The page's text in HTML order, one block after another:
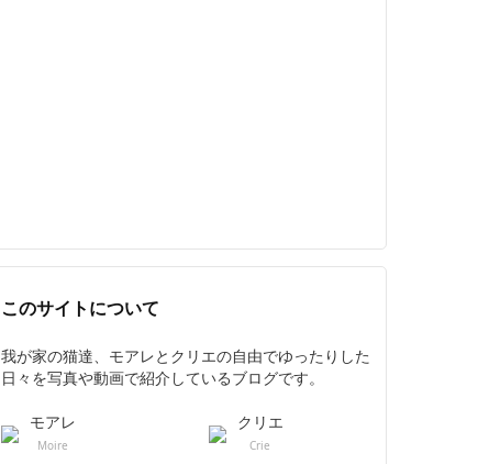
このサイトについて
我が家の猫達、モアレとクリエの自由でゆったりした
日々を写真や動画で紹介しているブログです。
モアレ
Moire
クリエ
Crie